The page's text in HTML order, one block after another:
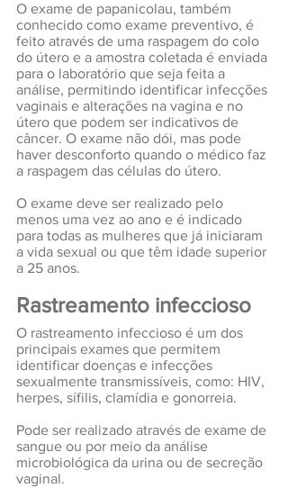
O exame de papanicolau, também
conhecido como exame preventivo, é
feito através de uma raspagem do colo
do útero e a amostra coletada é enviada
para o laboratório que seja feita a
análise, permitindo identificar infecções
vaginais e alterações na vagina e no
útero que podem ser indicativos de
câncer. O exame não dói, mas pode
haver desconforto quando o médico faz
a raspagem das células do útero.
O exame deve ser realizado pelo
menos uma vez ao ano e é indicado
para todas as mulheres que já iniciaram
a vida sexual ou que têm idade superior
a 25 anos.
Rastreamento infeccioso
O rastreamento infeccioso é um dos
principais exames que permitem
identificar doenças e infecções
sexualmente transmissíveis, como: HIV,
herpes, sífilis, clamídia e gonorreia.
Pode ser realizado através de exame de
sangue ou por meio da análise
microbiológica da urina ou de secreção
vaginal.